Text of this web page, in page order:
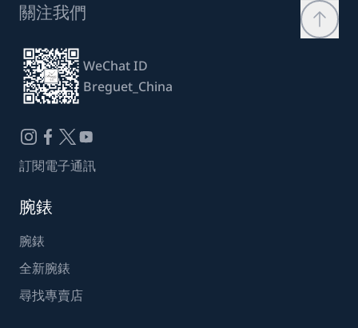
關注我們
WeChat ID
Breguet_China
訂閱電子通訊
腕錶
腕錶
全新腕錶
尋找專賣店